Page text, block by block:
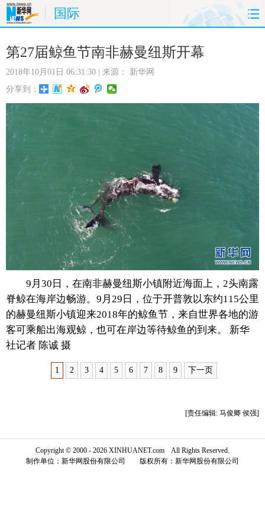
国际
首页 时政 国际
娱乐 体育
时尚 思客 地方 法治
港澳 汽车
科技 房产
视频 彩票
健康 信息化
公益 无人机
富媒体 摄影 新华广播
新华电视中文 新华电视英文 返回PC
第27届鲸鱼节南非赫曼纽斯开幕
2018年10月01日 06:31:30 | 来源： 新华网
分享到：
9月30日，在南非赫曼纽斯小镇附近海面上，2头南露
脊鲸在海岸边畅游。9月29日，位于开普敦以东约115公里
的赫曼纽斯小镇迎来2018年的鲸鱼节，来自世界各地的游
客可乘船出海观鲸，也可在岸边等待鲸鱼的到来。 新华
社记者 陈诚 摄
1 2 3 4 5 6 7 8 9 下一页
[责任编辑: 马俊卿 侯强]
Copyright © 2000 - 2026 XINHUANET.com All Rights Reserved.
制作单位：新华网股份有限公司 版权所有：新华网股份有限公司